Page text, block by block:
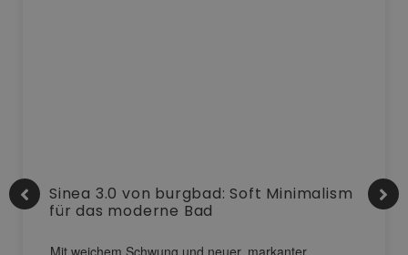
Sinea 3.0 von burgbad: Soft Minimalism
für das moderne Bad